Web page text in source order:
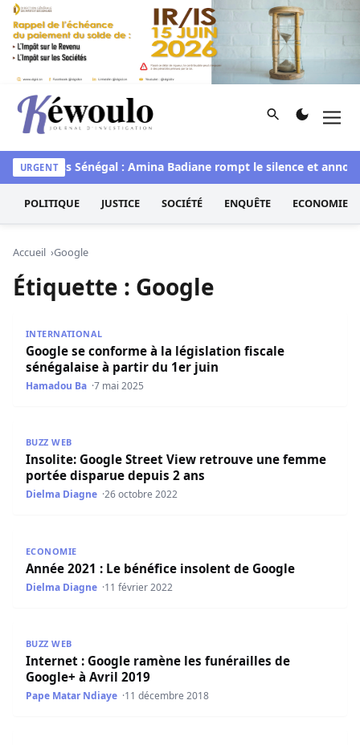
Aller au contenu
Kéwoulo, le premier site d'information et d'investigation
Rechercher
URGENT
Miss Sénégal : Amina Badiane rompt le silence et
POLITIQUE JUSTICE SOCIÉTÉ ENQUÊTE ECONOMIE
Accueil Google
Étiquette : Google
INTERNATIONAL
Google se conforme à la législation fiscale
sénégalaise à partir du 1er juin
Hamadou Ba 7 mai 2025
BUZZ WEB
Insolite: Google Street View retrouve une femme
portée disparue depuis 2 ans
Dielma Diagne 26 octobre 2022
ECONOMIE
Année 2021 : Le bénéfice insolent de Google
Dielma Diagne 11 février 2022
BUZZ WEB
Internet : Google ramène les funérailles de
Google+ à Avril 2019
Pape Matar Ndiaye 11 décembre 2018